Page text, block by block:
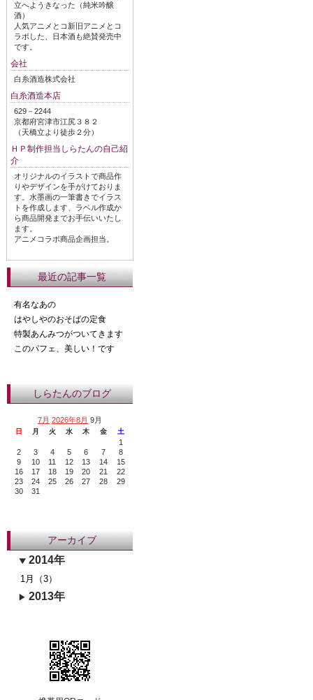
立へようきなった（純米吟醸
酒）
人気アニメとコ新旧アニメとコ
ラボした、日本酒も絶賛発売中
です。
会社
白糸酒造株式会社
白糸酒造本店
629－2244
京都府宮津市江尻３８２
（天橋立より徒歩２分）
ＨＰ制作担当しらたんの自己紹
介
オリジナルのイラストで商品作
りやデザインを手がけておりま
す。水墨画の一筆書きでイラス
トを作成します、ラベル作成か
ら商品開発までお手伝いいたし
ます。
アニメコラボ商品企画担当。
最近の記事一覧
有名なあの
はやしやのおそばの定食
特製あんみつがついてきます
このパフェ、美しい！です
しらたんのブログ
7月 2026年8月 9月
日 月 火 水 木 金 土
1
2
3 4 5 6 7
8
9
10 11 12 13 14
15
16
17 18 19 20 21
22
23
24 25 26 27 28
29
30
31
アーカイブ
2014年
1月（3）
2013年